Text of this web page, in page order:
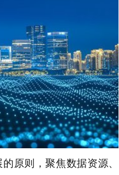
原则，聚焦数据资源、